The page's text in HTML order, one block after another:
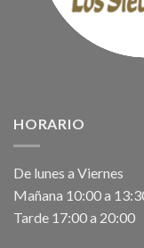
HORARIO
De lunes a Viernes
Mañana 10:00 a
Tarde 17:00 a 20:00